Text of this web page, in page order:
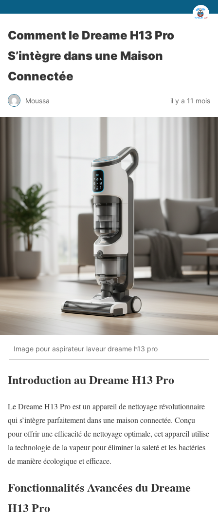
Comment le Dreame H13 Pro
S’intègre dans une Maison
Connectée
Moussa il y a 11 mois
Image pour aspirateur laveur dreame h13 pro
Introduction au Dreame H13 Pro
Le Dreame H13 Pro est un appareil de nettoyage révolutionnaire
qui s’intègre parfaitement dans une maison connectée. Conçu
pour offrir une efficacité de nettoyage optimale, cet appareil utilise
la technologie de la vapeur pour éliminer la saleté et les bactéries
de manière écologique et efficace.
Fonctionnalités Avancées du Dreame
H13 Pro